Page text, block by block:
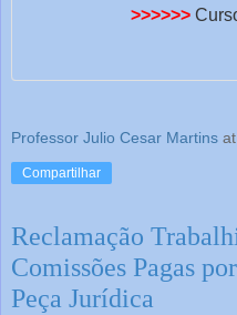
>>>>>>
Professor Julio Cesar Martins at
Compartilhar
Reclamação
Comissões Pagas
Peça Jurídica